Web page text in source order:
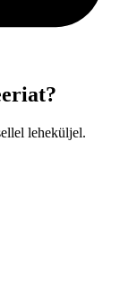
leheküljel.